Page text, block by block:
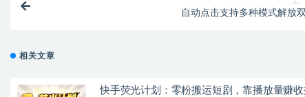
自动点击支持多种模式解放
相关文章
快手荧光计划：零粉搬运短剧，靠播放量赚收